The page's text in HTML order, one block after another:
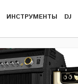
ИНСТРУМЕНТЫ DJ